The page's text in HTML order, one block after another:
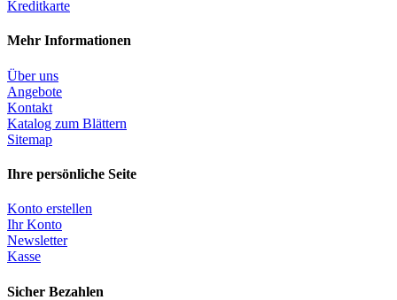
Kreditkarte
Mehr Informationen
Über uns
Angebote
Kontakt
Katalog zum Blättern
Sitemap
Ihre persönliche Seite
Konto erstellen
Ihr Konto
Newsletter
Kasse
Sicher Bezahlen